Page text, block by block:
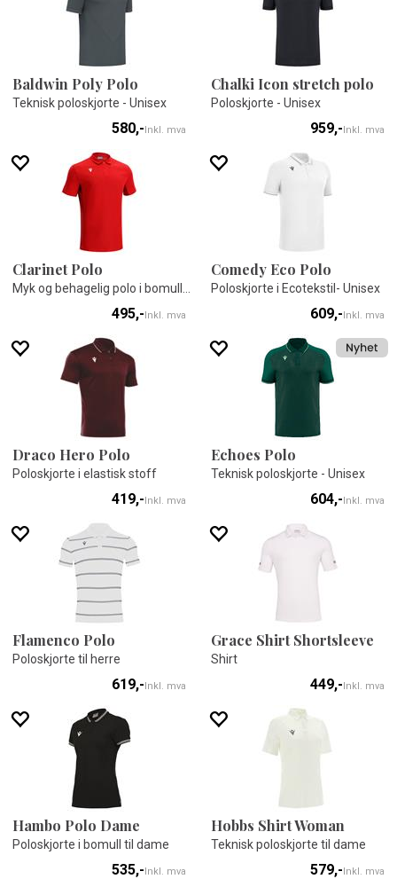
Baldwin Poly Polo
Teknisk poloskjorte - Unisex
580,-Inkl. mva
Chalki Icon stretch polo
Poloskjorte - Unisex
959,-Inkl. mva
Clarinet Polo
495,-Inkl. mva
Comedy Eco Polo
Poloskjorte i Ecotekstil- Unisex
609,-Inkl. mva
Draco Hero Polo
Poloskjorte i elastisk stoff
419,-Inkl. mva
Echoes Polo
Teknisk poloskjorte - Unisex
604,-Inkl. mva
Flamenco Polo
Poloskjorte til herre
619,-Inkl. mva
Grace Shirt Shortsleeve
Shirt
449,-Inkl. mva
Hambo Polo Dame
Poloskjorte i bomull til dame
535,-Inkl. mva
Hobbs Shirt Woman
Teknisk poloskjorte til dame
579,-Inkl. mva